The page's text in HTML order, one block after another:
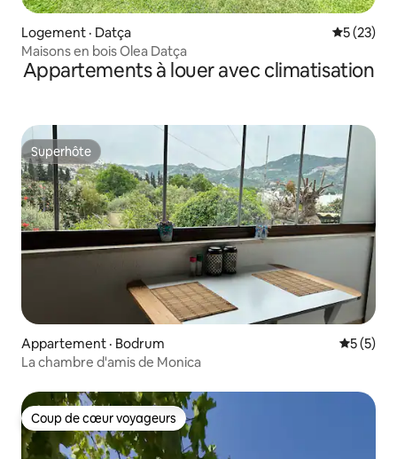
Logement · Datça Note
5 (23)
Maisons en bois Olea Datça
Appartements à louer avec climatisation
Superhôte
Superhôte
Appartement · Bodrum Note
5 (5)
La chambre d'amis de Monica
Coup de cœur voyageurs
Coup de cœur voyageurs